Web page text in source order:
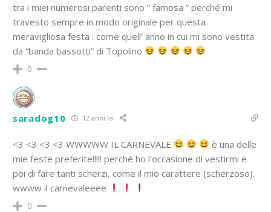
tra i miei numerosi parenti sono ” famosa ” perché mi
travesto sempre in modo originale per questa
meravigliosa festa : come quell’ anno in cui mi sono vestita
da “banda bassotti” di Topolino
0
saradog10 12 anni fa
<3 <3 <3 <3 WWWWW IL CARNEVALE
è una delle
mie feste preferite!!!!! perché ho l'occasione di vestirmi e
poi di fare tanti scherzi, come il mio carattere (scherzoso).
wwww il carnevaleeee
0